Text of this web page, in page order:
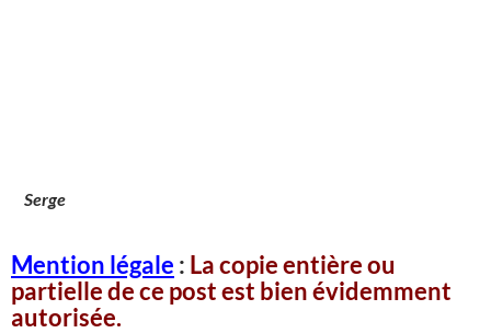
Serge
Mention légale : La copie entière ou
partielle de ce post est bien évidemment
autorisée.